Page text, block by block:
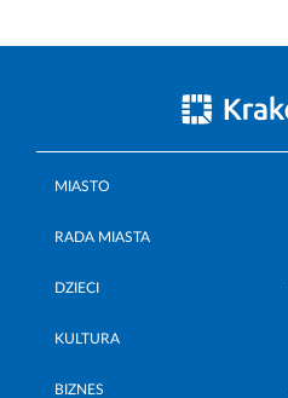
MIASTO
RADA MIASTA
DZIECI
KULTURA
BIZNES